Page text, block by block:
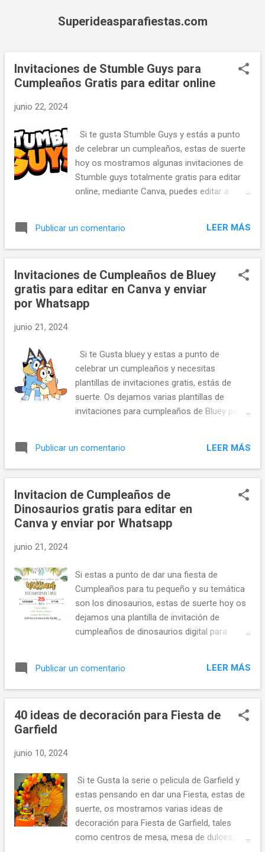
Ir al contenido principal
Superideasparafiestas.com
Invitaciones de Stumble Guys para
Cumpleaños Gratis para editar online
junio 22, 2024
Si te gusta Stumble Guys y estás a punto
de celebrar un cumpleaños, estas de suerte
hoy os mostramos algunas invitaciones de
Stumble guys totalmente gratis para editar
online, mediante Canva, puedes editar a
digitales de Stumble Guys podrán ser
enviadas por Whatsapp, Telegram, Correo
Publicar un comentario LEER MÁS
Invitaciones de Cumpleaños de Bluey
gratis para editar en Canva y enviar
por Whatsapp
junio 21, 2024
Si te Gusta bluey y estas a punto de
celebrar un cumpleaños y necesitas
plantillas de invitaciones gratis, estás de
suerte. Os dejamos varias plantillas de
invitaciones para cumpleaños de Bluey para
electronico e incluso imprimir.
Publicar un comentario LEER MÁS
Invitacion de Cumpleaños de
Dinosaurios gratis para editar en
Canva y enviar por Whatsapp
junio 21, 2024
Si estas a punto de dar una fiesta de
Cumpleaños para tu pequeño y su temática
son los dinosaurios, estas de suerte hoy os
dejamos una plantilla de invitación de
cumpleaños de dinosaurios digital para
al enlace de la plantilla en Canva y editar.
Esperamos que les guste.
Publicar un comentario LEER MÁS
40 ideas de decoración para Fiesta de
Garfield
junio 10, 2024
Si te Gusta la serie o pelicula de Garfield y
estas pensando en dar una Fiesta, estas de
suerte, os mostramos varias ideas de
decoración para Fiesta de Garfield, tales
como centros de mesa, mesa de dulces,